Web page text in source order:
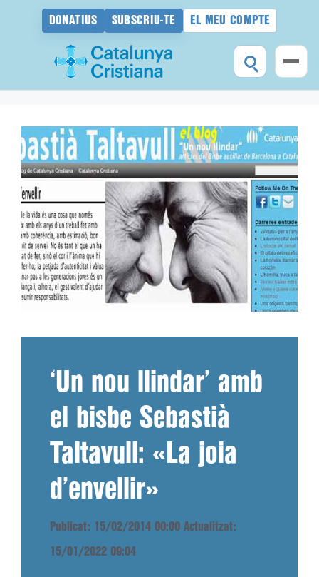
DONATIUS SUBSCRIU-TE EL MEU COMPTE
contingut
‘Un nou llindar’ amb
el bisbe Sebastià
Taltavull: «La joia
d’envellir»
Publicat: 15/02/2014 00:00 Actualitzat:
15/01/2022 09:04